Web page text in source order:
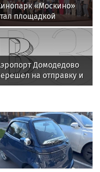
«Москино»
площадкой
фестиваля
«Кинозавр»
Домодедово
на отправку и
рейсов по